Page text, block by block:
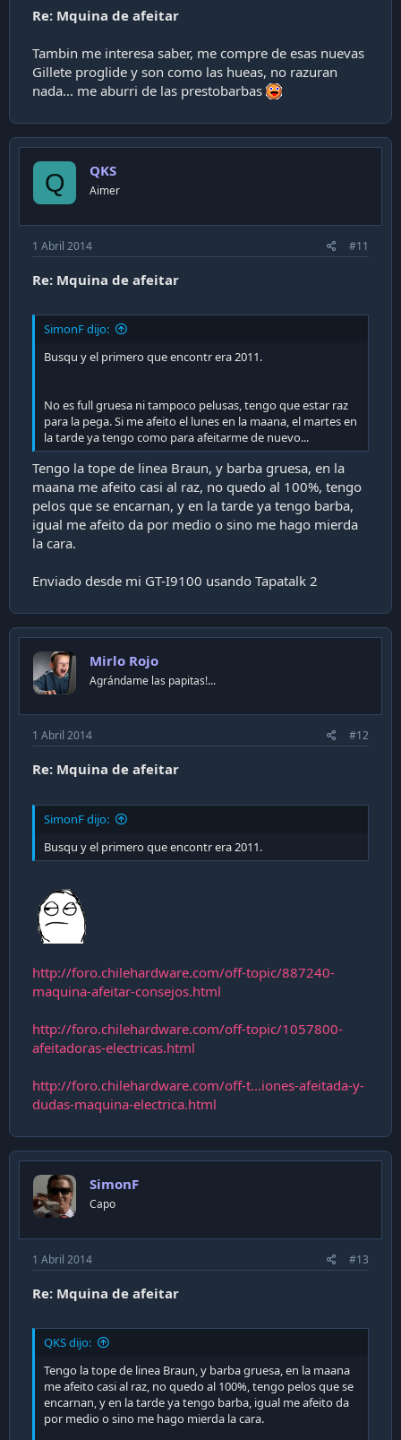
Re: Mquina de afeitar
Tambin me interesa saber, me compre de esas nuevas
Gillete proglide y son como las hueas, no razuran
nada... me aburri de las prestobarbas
Q QKS
Aimer
1 Abril 2014 #11
Re: Mquina de afeitar
SimonF dijo:
Busqu y el primero que encontr era 2011.
No es full gruesa ni tampoco pelusas, tengo que estar raz
para la pega. Si me afeito el lunes en la maana, el martes en
la tarde ya tengo como para afeitarme de nuevo...
Tengo la tope de linea Braun, y barba gruesa, en la
maana me afeito casi al raz, no quedo al 100%, tengo
pelos que se encarnan, y en la tarde ya tengo barba,
igual me afeito da por medio o sino me hago mierda
la cara.
Enviado desde mi GT-I9100 usando Tapatalk 2
Mirlo Rojo
Agrándame las papitas!...
1 Abril 2014 #12
Re: Mquina de afeitar
SimonF dijo:
Busqu y el primero que encontr era 2011.
http://foro.chilehardware.com/off-topic/887240-
maquina-afeitar-consejos.html
http://foro.chilehardware.com/off-topic/1057800-
afeitadoras-electricas.html
http://foro.chilehardware.com/off-t...iones-afeitada-y-
dudas-maquina-electrica.html
SimonF
Capo
1 Abril 2014 #13
Re: Mquina de afeitar
QKS dijo:
Tengo la tope de linea Braun, y barba gruesa, en la maana
me afeito casi al raz, no quedo al 100%, tengo pelos que se
encarnan, y en la tarde ya tengo barba, igual me afeito da
por medio o sino me hago mierda la cara.